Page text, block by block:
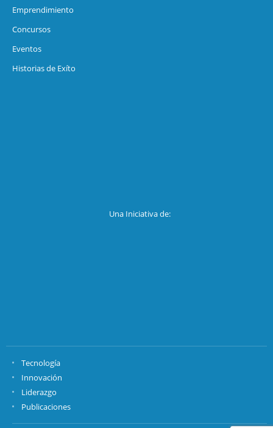
Emprendimiento
Concursos
Eventos
Historias de Exíto
Una Iniciativa de:
Tecnología
Innovación
Liderazgo
Publicaciones